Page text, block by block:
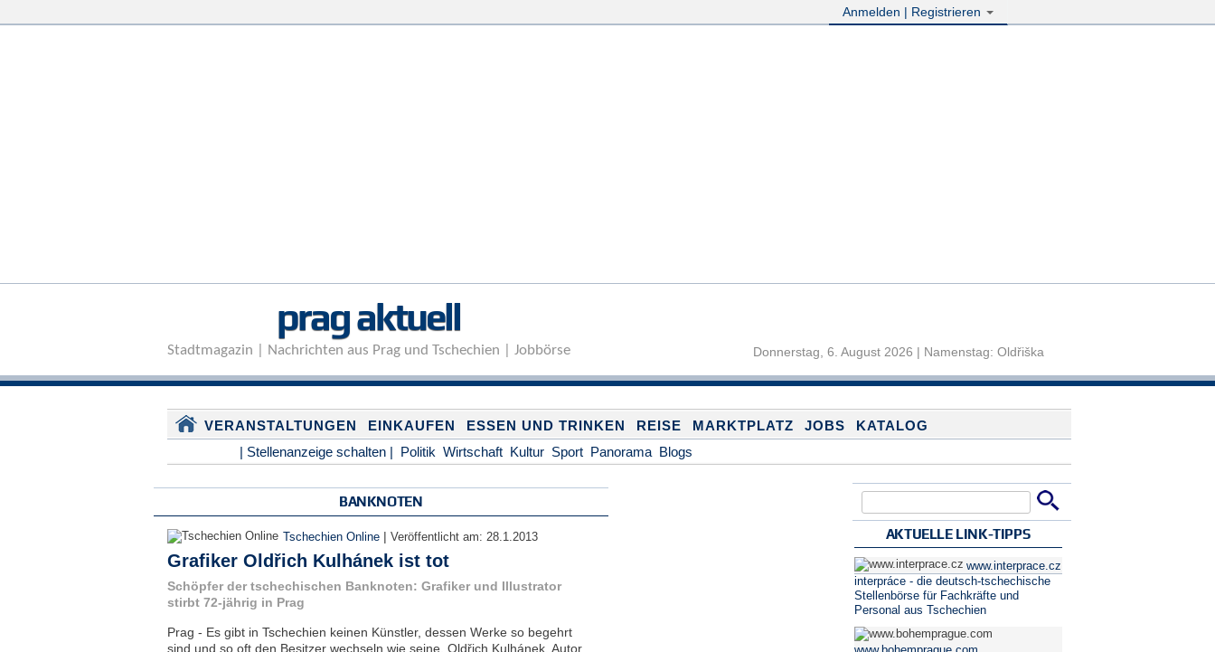
Anmelden | Registrieren
prag aktuell
Stadtmagazin | Nachrichten aus Prag und Tschechien | Jobbörse Donnerstag, 6. August 2026 | Namenstag: Oldřiška
VERANSTALTUNGEN EINKAUFEN ESSEN UND TRINKEN REISE MARKTPLATZ JOBS
KATALOG
| Stellenanzeige schalten | Politik Wirtschaft Kultur Sport Panorama Blogs
BANKNOTEN
Tschechien Online | Veröffentlicht am: 28.1.2013
Grafiker Oldřich Kulhánek ist tot
Schöpfer der tschechischen Banknoten: Grafiker und Illustrator
stirbt 72-jährig in Prag
Prag - Es gibt in Tschechien keinen Künstler, dessen Werke so begehrt
sind und so oft den Besitzer wechseln wie seine. Oldřich Kulhánek, Autor
AKTUELLE LINK-TIPPS
www.interprace.cz
interpráce - die deutsch-tschechische
Stellenbörse für Fachkräfte und
Personal aus Tschechien